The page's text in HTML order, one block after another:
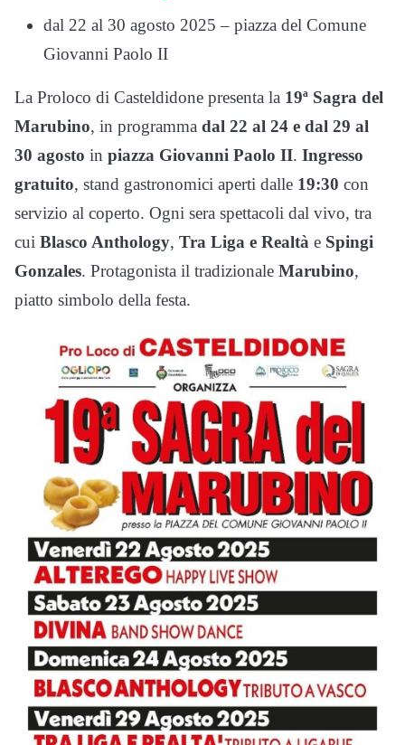
dal 22 al 30 agosto 2025 – piazza del Comune
Giovanni Paolo II
La Proloco di Casteldidone presenta la 19ª Sagra del
Marubino, in programma dal 22 al 24 e dal 29 al
30 agosto in piazza Giovanni Paolo II. Ingresso
gratuito, stand gastronomici aperti dalle 19:30 con
servizio al coperto. Ogni sera spettacoli dal vivo, tra
cui Blasco Anthology, Tra Liga e Realtà e Spingi
Gonzales. Protagonista il tradizionale Marubino,
piatto simbolo della festa.